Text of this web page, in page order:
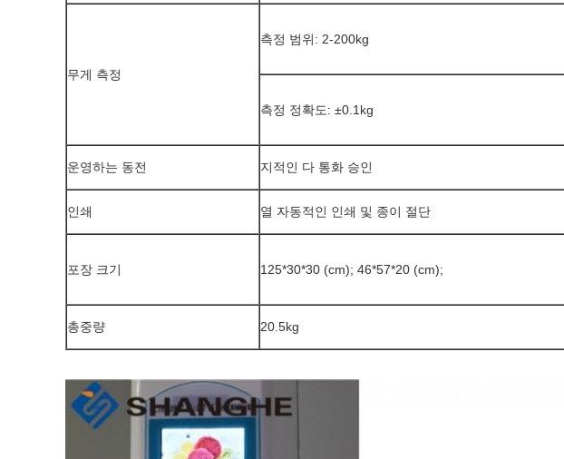
무게 측정
측정 범위: 2-200kg
측정 정확도: ±0.1kg
운영하는 동전 지적인 다 통화 승인
인쇄 열 자동적인 인쇄 및 종이 절단
포장 크기 125*30*30 (cm); 46*57*20 (cm);
총중량 20.5kg